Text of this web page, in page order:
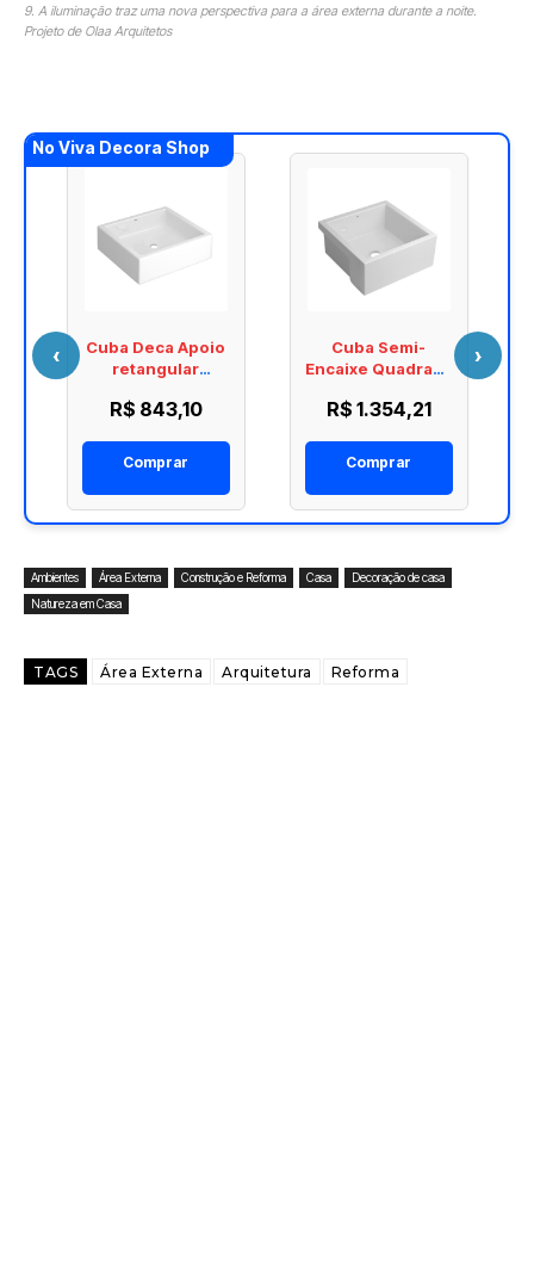
9. A iluminação traz uma nova perspectiva para a área externa durante a noite.
Projeto de Olaa Arquitetos
No Viva Decora Shop
Cuba Deca Apoio
retangular
R$ 843,10
Comprar
Cuba Semi-
Encaixe Quadrada
R$ 1.354,21
Comprar
‹ ›
Ambientes Área Externa Construção e Reforma Casa
Decoração de casa
Natureza em Casa
TAGS Área Externa Arquitetura Reforma